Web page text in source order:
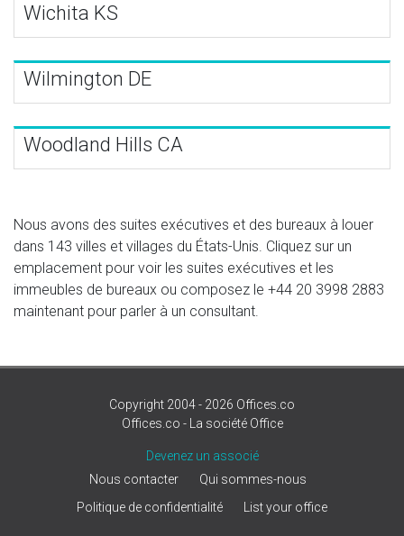
Wichita KS
Wilmington DE
Woodland Hills CA
Nous avons des suites exécutives et des bureaux à louer
dans 143 villes et villages du États-Unis. Cliquez sur un
emplacement pour voir les suites exécutives et les
immeubles de bureaux ou composez le +44 20 3998 2883
maintenant pour parler à un consultant.
Copyright 2004 - 2026 Offices.co
Offices.co - La société Office
Devenez un associé
Nous contacter
Qui sommes-nous
Politique de confidentialité
List your office